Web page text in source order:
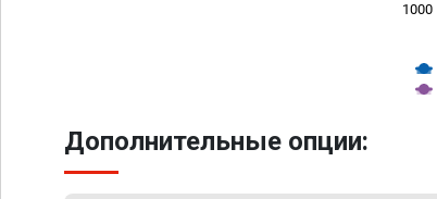
1000
Дополнительные опции: